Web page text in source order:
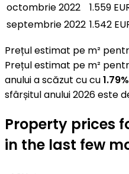
octombrie 2022
1.559
septembrie 2022 1.542
Prețul estimat pe m²
Prețul estimat pe m²
anului a scăzut cu cu1.79%
sfârșitul anului 2026 este
Property prices
in the last few